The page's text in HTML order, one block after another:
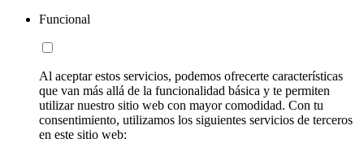
Funcional
Al aceptar estos servicios, podemos ofrecerte características
que van más allá de la funcionalidad básica y te permiten
utilizar nuestro sitio web con mayor comodidad. Con tu
consentimiento, utilizamos los siguientes servicios de terceros
en este sitio web: